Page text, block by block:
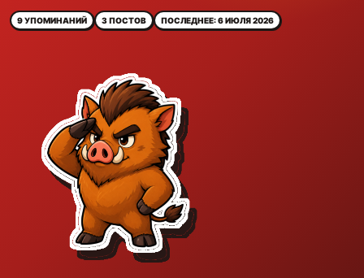
9 УПОМИНАНИЙ 3 ПОСТОВ ПОСЛЕДНЕЕ: 6 ИЮЛЯ 2026